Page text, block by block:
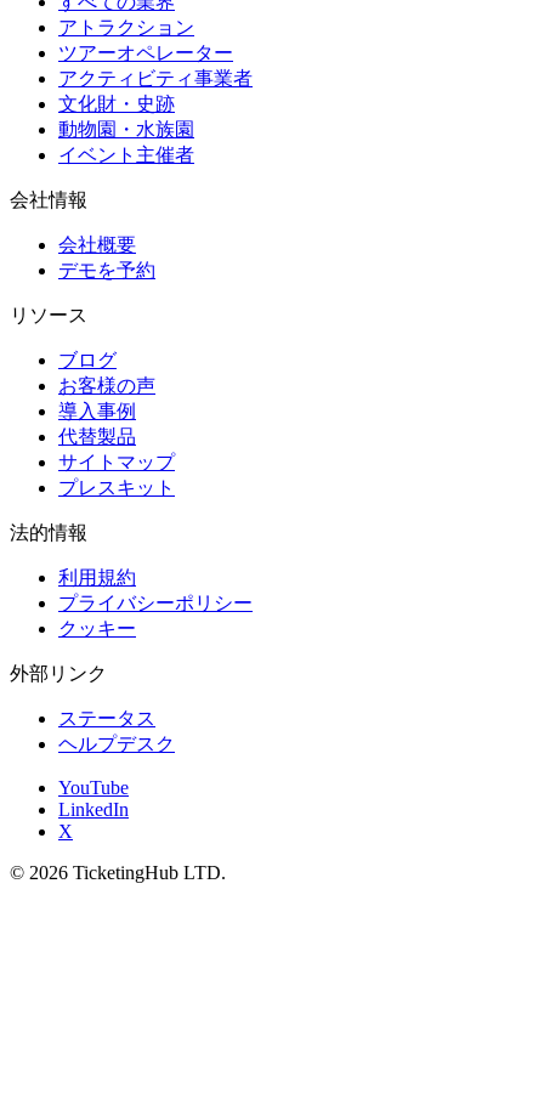
アトラクション
ツアーオペレーター
アクティビティ事業者
文化財・史跡
動物園・水族園
イベント主催者
会社情報
会社概要
デモを予約
リソース
ブログ
お客様の声
導入事例
代替製品
サイトマップ
プレスキット
法的情報
利用規約
プライバシーポリシー
クッキー
外部リンク
ステータス
ヘルプデスク
YouTube
LinkedIn
X
© 2026 TicketingHub LTD.